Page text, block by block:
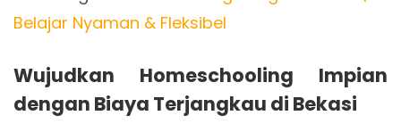
Belajar Nyaman & Fleksibel
Wujudkan Homeschooling Impian
dengan Biaya Terjangkau di Bekasi